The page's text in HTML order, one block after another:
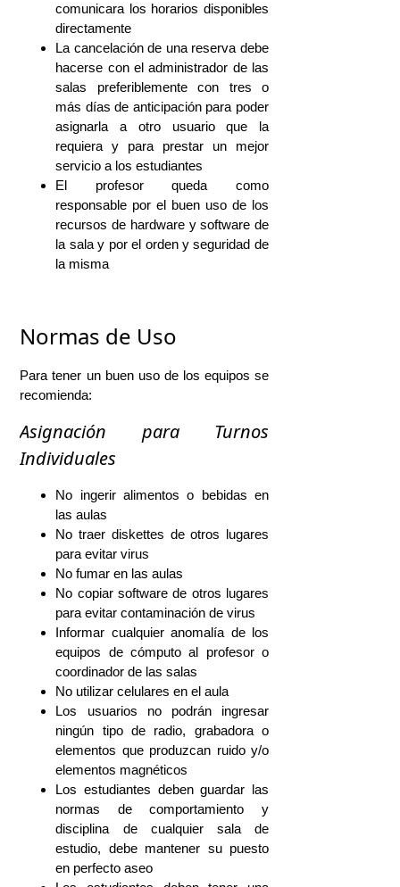
comunicara los horarios disponibles
directamente
La cancelación de una reserva debe
hacerse con el administrador de las
salas preferiblemente con tres o
más días de anticipación para poder
asignarla a otro usuario que la
requiera y para prestar un mejor
servicio a los estudiantes
El profesor queda como
responsable por el buen uso de los
recursos de hardware y software de
la sala y por el orden y seguridad de
la misma
Normas de Uso
Para tener un buen uso de los equipos se
recomienda:
Asignación para Turnos
Individuales
No ingerir alimentos o bebidas en
las aulas
No traer diskettes de otros lugares
para evitar virus
No fumar en las aulas
No copiar software de otros lugares
para evitar contaminación de virus
Informar cualquier anomalía de los
equipos de cómputo al profesor o
coordinador de las salas
No utilizar celulares en el aula
Los usuarios no podrán ingresar
ningún tipo de radio, grabadora o
elementos que produzcan ruido y/o
elementos magnéticos
Los estudiantes deben guardar las
normas de comportamiento y
disciplina de cualquier sala de
estudio, debe mantener su puesto
en perfecto aseo